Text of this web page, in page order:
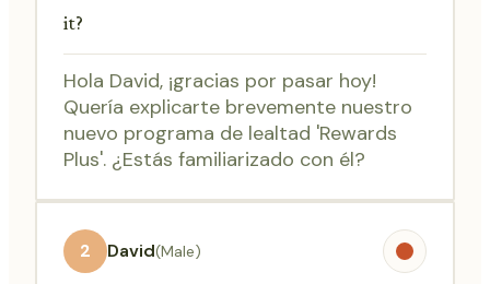
it?
Hola David, ¡gracias por pasar hoy!
Quería explicarte brevemente nuestro
nuevo programa de lealtad 'Rewards
Plus'. ¿Estás familiarizado con él?
2 David(Male)